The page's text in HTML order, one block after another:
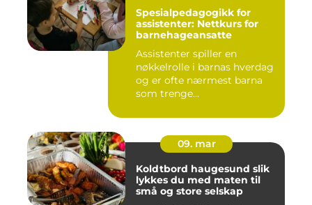
Spesialpedagogikk for
assistenter: Nettkurs for
barnehageansatte
Assistenter spiller en
nøkkelrolle i barnas hverdag
og er ofte nærmest barna
som trenge...
09. mar
Koldtbord haugesund slik
lykkes du med maten til
små og store selskap